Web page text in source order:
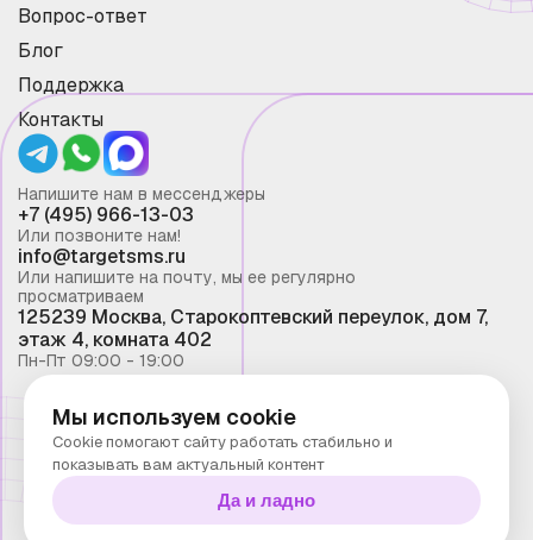
Вопрос-ответ
Блог
Поддержка
Контакты
Напишите нам в мессенджеры
+7 (495) 966-13-03
Или позвоните нам!
info@targetsms.ru
Или напишите на почту, мы ее регулярно
просматриваем
125239 Москва, Старокоптевский переулок, дом 7,
этаж 4, комната 402
Пн-Пт 09:00 - 19:00
Смс рассылка 2026 ©
Запрещено копирование материалов сайта без
письменного разрешения ООО "Таргет Телеком"
Политика конфиденциальности
Мы используем cookie
Cookie помогают сайту работать стабильно и
показывать вам актуальный контент
Да и ладно